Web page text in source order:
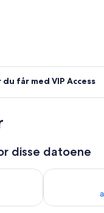
får med VIP Access
disse datoene
aug. 7 - aug. 8
Sjekk